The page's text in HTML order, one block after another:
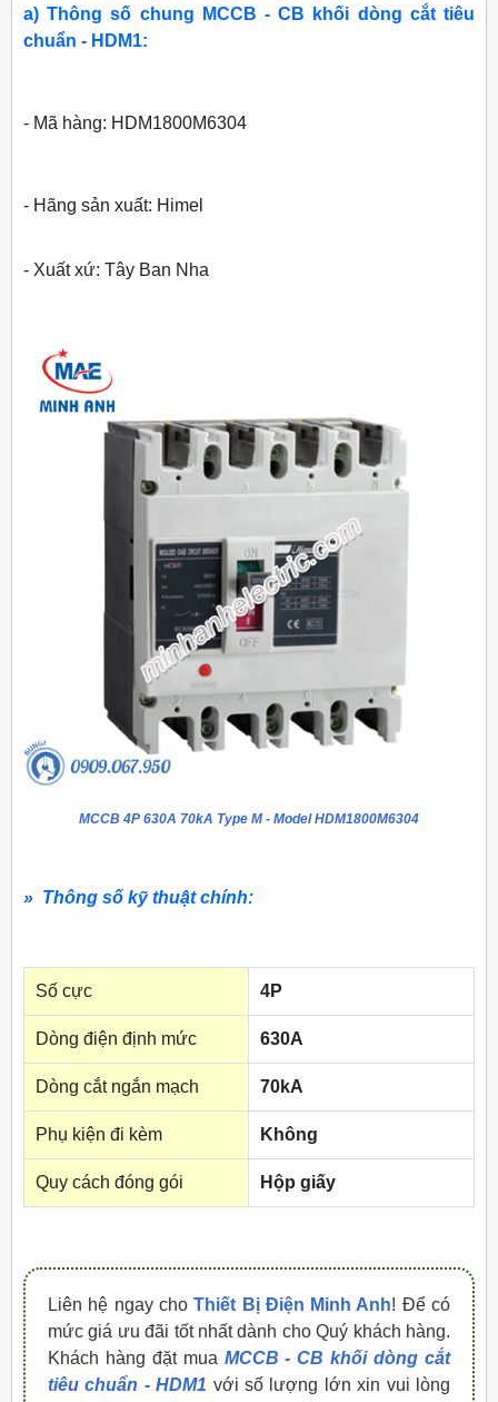
a) Thông số chung MCCB - CB khối dòng cắt tiêu
chuẩn - HDM1:
- Mã hàng: HDM1800M6304
- Hãng sản xuất: Himel
- Xuất xứ: Tây Ban Nha
MCCB 4P 630A 70kA Type M - Model HDM1800M6304
» Thông số kỹ thuật chính:
Số cực 4P
Dòng điện định mức 630A
Dòng cắt ngắn mạch 70kA
Phụ kiện đi kèm Không
Quy cách đóng gói Hộp giấy
Liên hệ ngay choThiết Bị Điện Minh Anh! Để có
mức giá ưu đãi tốt nhất dành cho Quý khách hàng.
Khách hàng đặt mua MCCB - CB khối dòng cắt
tiêu chuẩn - HDM1 với số lượng lớn xin vui lòng